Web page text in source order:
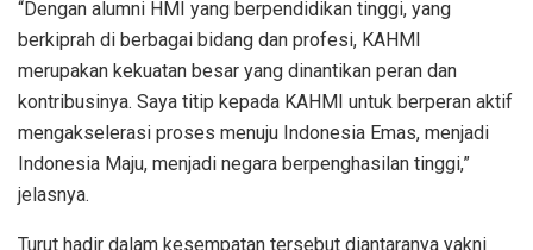
“Dengan alumni HMI yang berpendidikan tinggi, yang
berkiprah di berbagai bidang dan profesi, KAHMI
merupakan kekuatan besar yang dinantikan peran dan
kontribusinya. Saya titip kepada KAHMI untuk berperan aktif
mengakselerasi proses menuju Indonesia Emas, menjadi
Indonesia Maju, menjadi negara berpenghasilan tinggi,”
jelasnya.
Turut hadir dalam kesempatan tersebut diantaranya yakni